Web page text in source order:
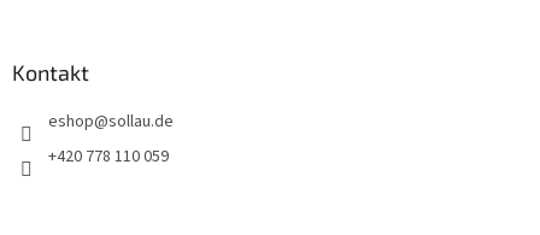
Kontakt
eshop@sollau.de
+420 778 110 059